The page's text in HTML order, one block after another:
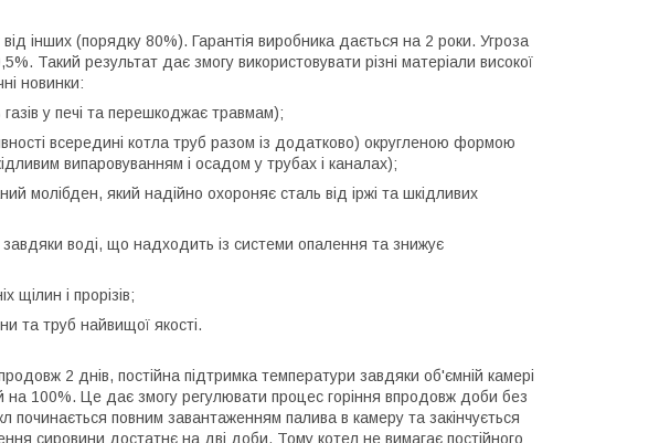
інших (порядку 80%). Гарантія виробника дається на 2 роки. Угроза
Такий результат дає змогу використовувати різні матеріали високої
новинки:
газів у печі та перешкоджає травмам);
всередині котла труб разом із додатково) округленою формою
випаровуванням і осадом у трубах і каналах);
молібден, який надійно охороняє сталь від іржі та шкідливих
воді, що надходить із системи опалення та знижує
щілин і прорізів;
та труб найвищої якості.
2 днів, постійна підтримка температури завдяки об'ємній камері
100%. Це дає змогу регулювати процес горіння впродовж доби без
повним завантаженням палива в камеру та закінчується
сировини достатнє на дві доби. Тому котел не вимагає постійного